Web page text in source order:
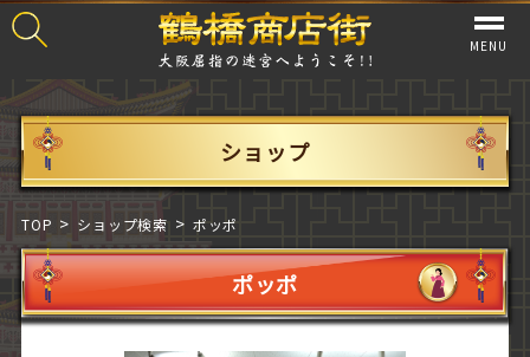
MENU
ショップ
TOP ショップ検索 ポッポ
ポッポ